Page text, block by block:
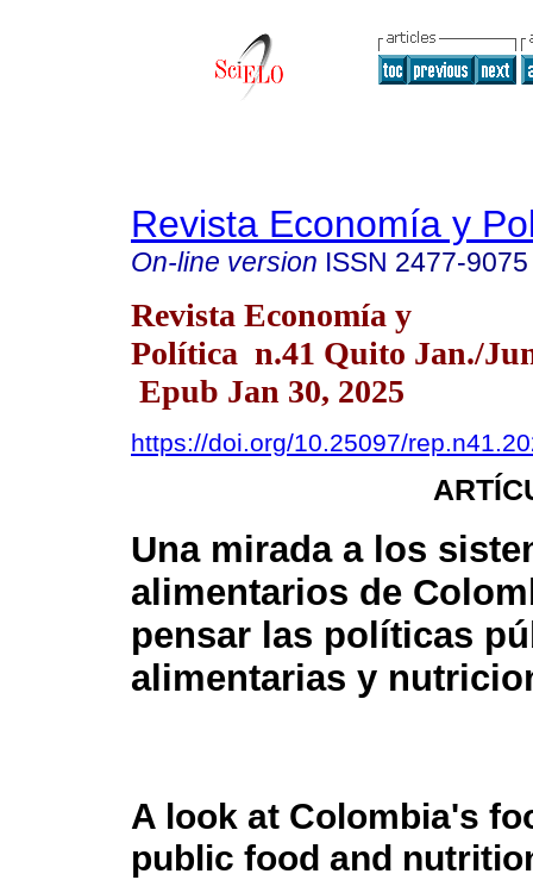
Revista Economía y
On-line version ISSN 2477-9075
Revista Economía y
Política n.41 Quito Jan./
Epub Jan 30, 2025
https://doi.org/10.25097/
Una mirada a los
alimentarios de
pensar las políticas
alimentarias y
A look at Colombia's
public food and